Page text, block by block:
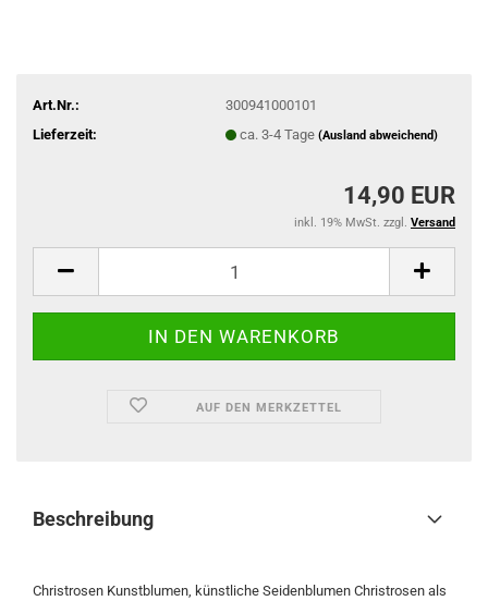
Art.Nr.:
300941000101
Lieferzeit:
ca. 3-4 Tage (Ausland abweichend)
14,90 EUR
inkl. 19% MwSt. zzgl. Versand
AUF DEN MERKZETTEL
Beschreibung
Christrosen Kunstblumen, künstliche Seidenblumen Christrosen als